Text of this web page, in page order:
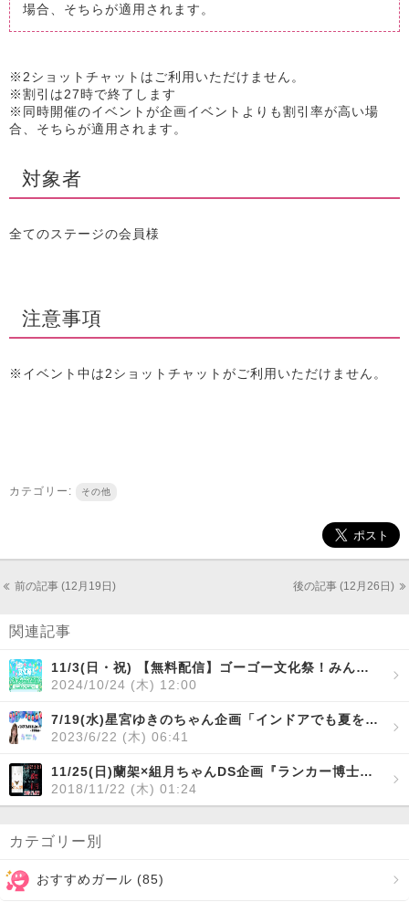
場合、そちらが適用されます。
※2ショットチャットはご利用いただけません。
※割引は27時で終了します
※同時開催のイベントが企画イベントよりも割引率が高い場
合、そちらが適用されます。
対象者
全てのステージの会員様
注意事項
※イベント中は2ショットチャットがご利用いただけません。
カテゴリー: その他
前の記事 (12月19日) 後の記事 (12月26日)
関連記事
11/3(日・祝) 【無料配信】ゴーゴー文化祭！みんなで公式配信☆
2024/10/24 (木) 12:00
7/19(水)星宮ゆきのちゃん企画「インドアでも夏を楽しみたい！～夏祭りver～」開催！
2023/6/22 (木) 06:41
11/25(日)蘭架×組月ちゃんDS企画『ランカー博士とクミリスによる「古羊たちの沈黙」』
2018/11/22 (木) 01:24
カテゴリー別
おすすめガール (85)